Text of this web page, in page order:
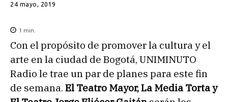
24 mayo, 2019
1 min.
Con el propósito de promover la cultura y el
arte en la ciudad de Bogotá, UNIMINUTO
Radio le trae un par de planes para este fin
de semana. El Teatro Mayor, La Media Torta y